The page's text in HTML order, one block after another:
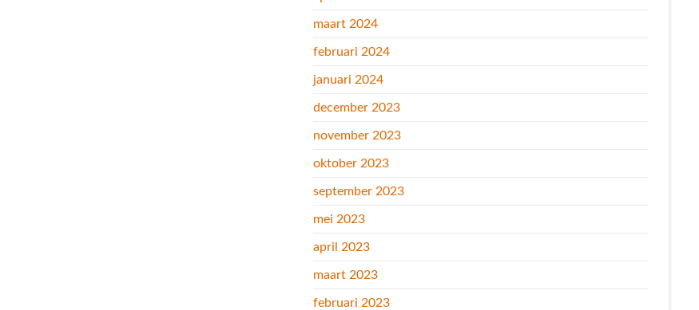
maart 2024
februari 2024
januari 2024
december 2023
november 2023
oktober 2023
september 2023
mei 2023
april 2023
maart 2023
februari 2023